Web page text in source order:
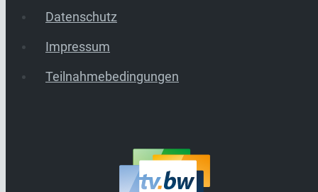
Datenschutz
Impressum
Teilnahmebedingungen